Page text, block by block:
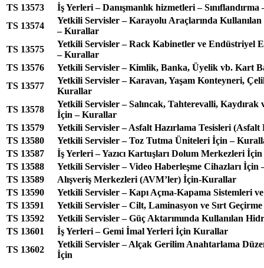
TS 13573
İş Yerleri – Danışmanlık hizmetleri –
TS 13574
Yetkili Servisler – Karayolu Araçlarında
– Kurallar
TS 13575
Yetkili Servisler – Rack Kabinetler ve Endüstriyel
– Kurallar
TS 13576
Yetkili Servisler – Kimlik, Banka, Üyelik vb. Kart
TS 13577
Yetkili Servisler – Karavan, Yaşam Konteyneri,
Kurallar
TS 13578
Yetkili Servisler – Salıncak, Tahterevalli, Kaydırak
İçin – Kurallar
TS 13579
Yetkili Servisler – Asfalt Hazırlama Tesisleri
TS 13580
Yetkili Servisler – Toz Tutma Üniteleri İçin –
TS 13587
İş Yerleri – Yazıcı Kartuşları Dolum Merkezleri
TS 13588
Yetkili Servisler – Video Haberleşme Cihazları İçin
TS 13589
Alışveriş Merkezleri (AVM’ler) İçin-Kurallar
TS 13590
Yetkili Servisler – Kapı Açma-Kapama Sistemleri
TS 13591
Yetkili Servisler – Cilt, Laminasyon ve Sırt
TS 13592
Yetkili Servisler – Güç Aktarımında Kullanılan
TS 13601
İş Yerleri – Gemi İmal Yerleri İçin Kurallar
TS 13602
Yetkili Servisler – Alçak Gerilim Anahtarlama
İçin